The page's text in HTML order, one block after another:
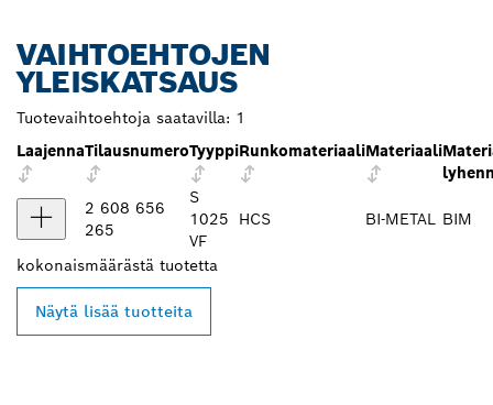
VAIHTOEHTOJEN
YLEISKATSAUS
Tuotevaihtoehtoja saatavilla: 1
LaajennaTilausnumeroTyyppiRunkomateriaaliMateriaali
2 608 656
265
S
1025
VF
HCS BI-METAL BIM
kokonaismäärästä tuotetta
Näytä lisää tuotteita